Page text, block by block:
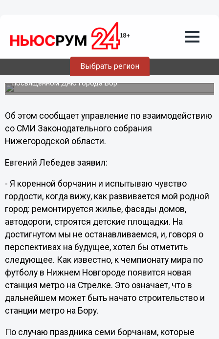
Выбрать регион
Метро могут провести до Бора в
Нижегородской области
Председатель Законодательного собрания
Нижегородской области Евгений Лебедев рассказал о
перспективах развития города Бор. 27 ноября Евгений
Лебедев принял участие в торжественном собрании,
посвященном Дню города Бор.
Об этом сообщает управление по взаимодействию
со СМИ Законодательного собрания
Нижегородской области.
Евгений Лебедев заявил:
- Я коренной борчанин и испытываю чувство
гордости, когда вижу, как развивается мой родной
город: ремонтируется жилье, фасады домов,
автодороги, строятся детские площадки. На
достигнутом мы не останавливаемся, и, говоря о
перспективах на будущее, хотел бы отметить
следующее. Как известно, к чемпионату мира по
футболу в Нижнем Новгороде появится новая
станция метро на Стрелке. Это означает, что в
дальнейшем может быть начато строительство и
станции метро на Бору.
По случаю праздника семи борчанам, которые